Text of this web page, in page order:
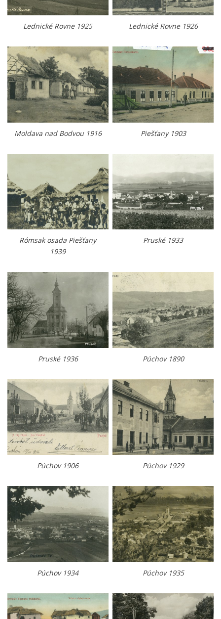
Lednické Rovne 1925 Lednické Rovne 1926
Moldava nad Bodvou 1916 Piešťany 1903
Rómsak osada Piešťany
1939
Pruské 1933
Pruské 1936 Púchov 1890
Púchov 1906 Púchov 1929
Púchov 1934 Púchov 1935